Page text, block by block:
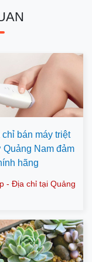
chỉ bán máy triệt
Quảng Nam đảm
hãng
- Địa chỉ tại Quảng